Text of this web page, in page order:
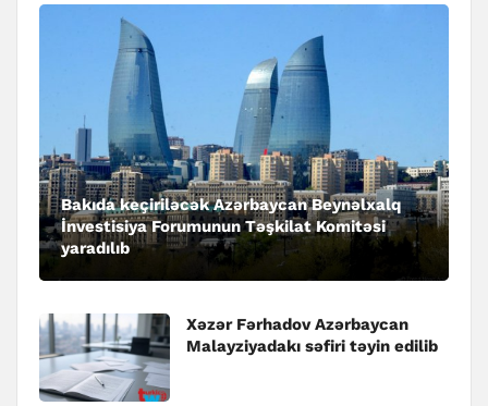
Bakıda keçiriləcək Azərbaycan Beynəlxalq
İnvestisiya Forumunun Təşkilat Komitəsi
yaradılıb
Xəzər Fərhadov Azərbaycan
Malayziyadakı səfiri təyin edilib